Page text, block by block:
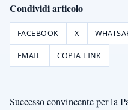
Condividi articolo
FACEBOOK X
EMAIL COPIA LINK
Successo convincente per la